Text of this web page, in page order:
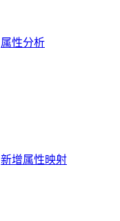
属性分析
新增属性映射